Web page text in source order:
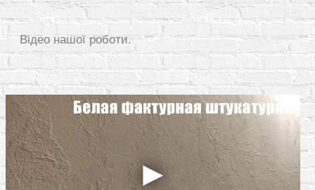
Відео нашої роботи.